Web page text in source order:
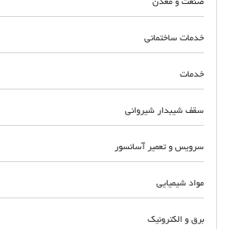
صنعت و معدن
خدمات ساختمانی
خدمات
سقف شیبدار شیروانی
سرویس و تعمیر آسانسور
مواد شیمیایی
برق و الکترونیک